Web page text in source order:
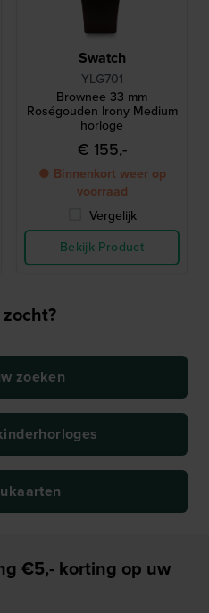
Swatch
YLG701
Brownee 33 mm
Roségouden Irony Medium
horloge
€ 155,-
● Binnenkort weer op
voorraad
Vergelijk
Bekijk Product
zoeken
€5,- korting op uw